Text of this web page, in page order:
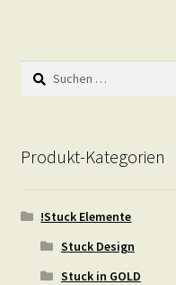
Suchen
nach:
Produkt-Kategorien
!Stuck Elemente
Stuck Design
Stuck in GOLD